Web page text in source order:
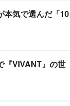
本気で選んだ「10
『VIVANT』の世